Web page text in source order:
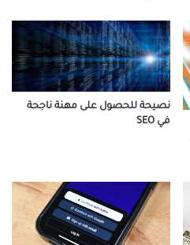
نصيحة للحصول على مهنة ناجحة
في SEO